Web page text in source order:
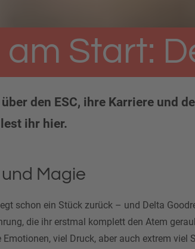
am Start:
den ESC, ihre Karriere und
ihr hier.
Magie
schon ein Stück zurück – und Delta
die ihr erstmal komplett den Atem
viel Druck, aber auch extrem viel